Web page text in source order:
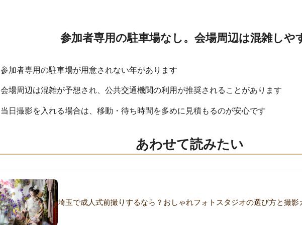
参加者専用の駐車場なし。会場周辺は混雑しや
参加者専用の駐車場が用意されない年があります
会場周辺は混雑が予想され、公共交通機関の利用が推奨されることがあります
当日撮影を入れる場合は、移動・待ち時間を多めに見積もるのが安心です
あわせて読みたい
埼玉で成人式前撮りするなら？おしゃれフォトスタジオの選び方と撮影